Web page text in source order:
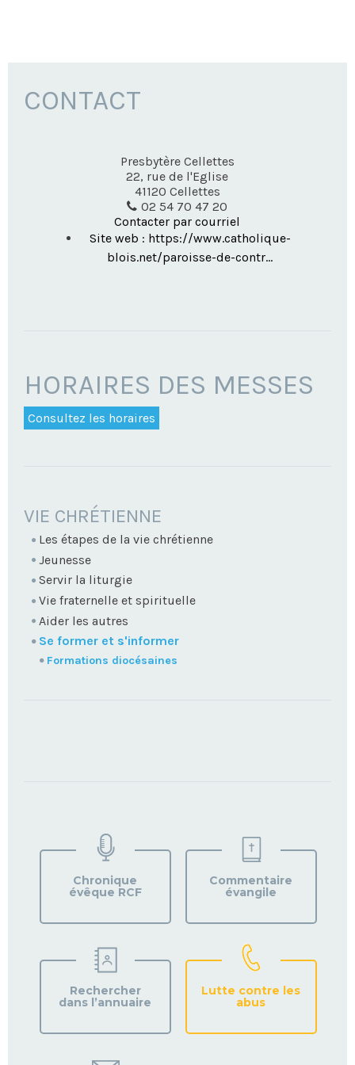
CONTACT
Presbytère Cellettes
22, rue de l'Eglise
41120 Cellettes
02 54 70 47 20
Contacter par courriel
Site web : https://www.catholique-
blois.net/paroisse-de-contr...
HORAIRES DES MESSES
Consultez les horaires
NAVIGATION
VIE CHRÉTIENNE
Les étapes de la vie chrétienne
Jeunesse
Servir la liturgie
Vie fraternelle et spirituelle
Aider les autres
Se former et s'informer
Formations diocésaines
PAROISSE
Chronique
évêque RCF
Commentaire
évangile
Rechercher
dans l’annuaire
Lutte contre les
abus